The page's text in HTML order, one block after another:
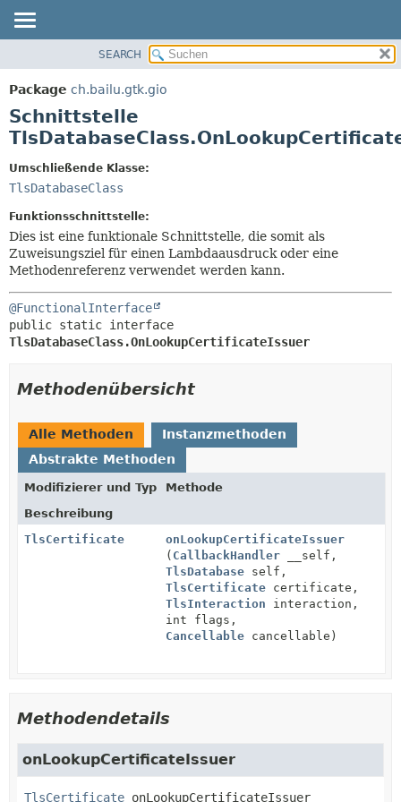
PACKAGE
KLASSE
BAUM
INDEX
METHODE
KONSTRUKTOR
METHODE
SEARCH
Package ch.bailu.gtk.gio
Schnittstelle
Umschließende Klasse:
TlsDatabaseClass
Funktionsschnittstelle:
Dies ist eine funktionale Schnittstelle, die somit als
Zuweisungsziel für einen Lambdaausdruck oder eine
Methodenreferenz verwendet werden kann.
@FunctionalInterface
TlsDatabaseClass.OnLookupCertificateIssuer
Methodenübersicht
Alle Methoden
Instanzmethoden
Abstrakte Methoden
Modifizierer und Typ
Methode
Beschreibung
TlsCertificate
onLookupCertificateIssuer
( CallbackHandler __self,
TlsDatabase self,
TlsCertificate certificate,
TlsInteraction interaction,
int flags,
Cancellable cancellable)
Methodendetails
onLookupCertificateIssuer
TlsCertificate onLookupCertificateIssuer